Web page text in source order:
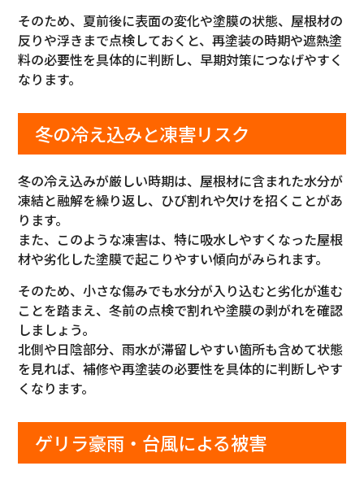
そのため、夏前後に表面の変化や塗膜の状態、屋根材の
反りや浮きまで点検しておくと、再塗装の時期や遮熱塗
料の必要性を具体的に判断し、早期対策につなげやすく
なります。
冬の冷え込みと凍害リスク
冬の冷え込みが厳しい時期は、屋根材に含まれた水分が
凍結と融解を繰り返し、ひび割れや欠けを招くことがあ
ります。
また、このような凍害は、特に吸水しやすくなった屋根
材や劣化した塗膜で起こりやすい傾向がみられます。
そのため、小さな傷みでも水分が入り込むと劣化が進む
ことを踏まえ、冬前の点検で割れや塗膜の剥がれを確認
しましょう。
北側や日陰部分、雨水が滞留しやすい箇所も含めて状態
を見れば、補修や再塗装の必要性を具体的に判断しやす
くなります。
ゲリラ豪雨・台風による被害